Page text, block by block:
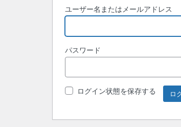
ユーザー名またはメールアドレス
パスワード
ログイン状態を保存する